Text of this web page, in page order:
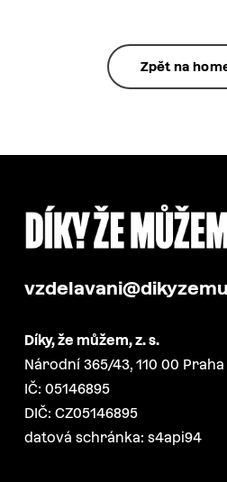
Zpět na
Díky, že můžem, z. s.
Národní 365/43, 110 00 Praha
IČ: 05146895
DIČ: CZ05146895
datová schránka: s4api94